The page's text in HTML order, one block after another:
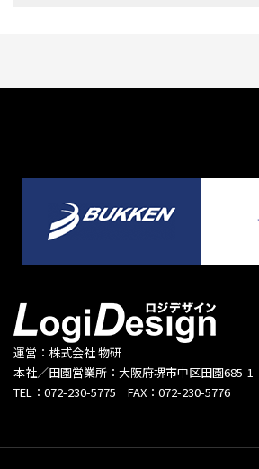
運営：株式会社 物研
本社／田園営業所：大阪府堺市中区田園685-1
TEL：072-230-5775 FAX：072-230-5776